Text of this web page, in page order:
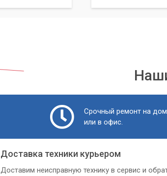
Срочный ремонт на
или в офис.
Доставка техники курьером
Доставим неисправную технику в сервис и